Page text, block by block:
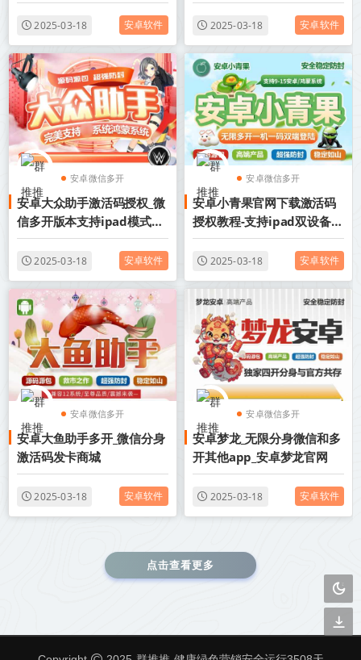
2025-03-18 安卓软件 2025-03-18 安卓软件
安卓微信多开
安卓分身软件
安卓大众助手激活码授权_微
信多开版本支持ipad模式登
录
2025-03-18 安卓软件
安卓微信多开
安卓分身软件
安卓小青果官网下载激活码
授权教程-支持ipad双设备登
录
2025-03-18 安卓软件
安卓微信多开
安卓分身软件
安卓大鱼助手多开_微信分身
激活码发卡商城
2025-03-18 安卓软件
安卓微信多开
安卓分身软件
安卓梦龙_无限分身微信和多
开其他app_安卓梦龙官网
2025-03-18 安卓软件
点击查看更多